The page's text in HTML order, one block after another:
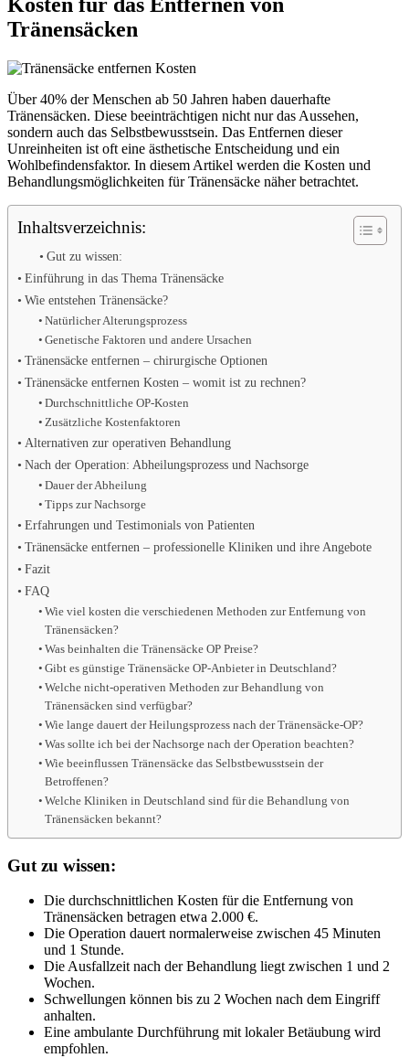
Tränensäcken
Über 40% der Menschen ab 50 Jahren haben dauerhafte
Tränensäcken. Diese beeinträchtigen nicht nur das Aussehen,
sondern auch das Selbstbewusstsein. Das Entfernen dieser
Unreinheiten ist oft eine ästhetische Entscheidung und ein
Wohlbefindensfaktor. In diesem Artikel werden die Kosten und
Behandlungsmöglichkeiten für Tränensäcke näher betrachtet.
Inhaltsverzeichnis:
Gut zu wissen:
Einführung in das Thema Tränensäcke
Wie entstehen Tränensäcke?
Natürlicher Alterungsprozess
Genetische Faktoren und andere Ursachen
Tränensäcke entfernen – chirurgische Optionen
Tränensäcke entfernen Kosten – womit ist zu rechnen?
Durchschnittliche OP-Kosten
Zusätzliche Kostenfaktoren
Alternativen zur operativen Behandlung
Nach der Operation: Abheilungsprozess und Nachsorge
Dauer der Abheilung
Tipps zur Nachsorge
Erfahrungen und Testimonials von Patienten
Tränensäcke entfernen – professionelle Kliniken und ihre Angebote
Fazit
FAQ
Wie viel kosten die verschiedenen Methoden zur Entfernung von
Tränensäcken?
Was beinhalten die Tränensäcke OP Preise?
Gibt es günstige Tränensäcke OP-Anbieter in Deutschland?
Welche nicht-operativen Methoden zur Behandlung von
Tränensäcken sind verfügbar?
Wie lange dauert der Heilungsprozess nach der Tränensäcke-OP?
Was sollte ich bei der Nachsorge nach der Operation beachten?
Wie beeinflussen Tränensäcke das Selbstbewusstsein der
Betroffenen?
Welche Kliniken in Deutschland sind für die Behandlung von
Tränensäcken bekannt?
Gut zu wissen:
Die durchschnittlichen Kosten für die Entfernung von
Tränensäcken betragen etwa 2.000 €.
Die Operation dauert normalerweise zwischen 45 Minuten
und 1 Stunde.
Die Ausfallzeit nach der Behandlung liegt zwischen 1 und 2
Wochen.
Schwellungen können bis zu 2 Wochen nach dem Eingriff
anhalten.
Eine ambulante Durchführung mit lokaler Betäubung wird
empfohlen.